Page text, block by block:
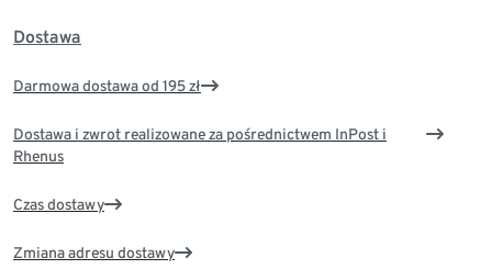
Dostawa
Darmowa dostawa od 195 zł
Dostawa i zwrot realizowane za pośrednictwem InPost i
Rhenus
Czas dostawy
Zmiana adresu dostawy